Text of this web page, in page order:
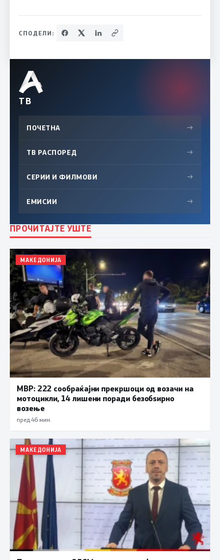
СПОДЕЛИ:
ТВ
ПОЧЕТНА →
ТВ РАСПОРЕД →
СЕРИИ И ФИЛМОВИ →
ЕМИСИИ →
ПРОЧИТАЈТЕ УШТЕ
МАКЕДОНИЈА
МВР: 222 сообраќајни прекршоци од возачи на
мотоцикли, 14 лишени поради безобѕирно
возење
пред 46 мин.
МАКЕДОНИЈА